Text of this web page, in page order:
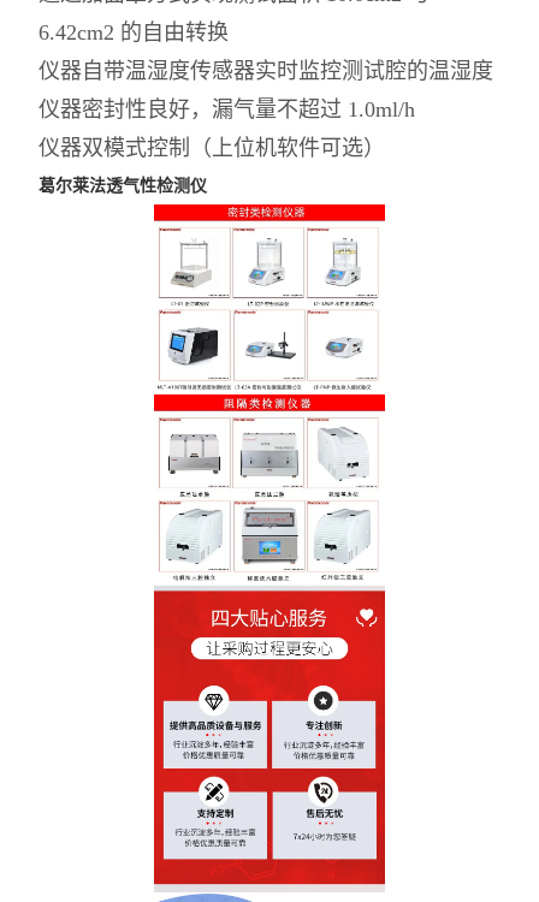
6.42cm2 的自由转换
仪器自带温湿度传感器实时监控测试腔的温湿度
仪器密封性良好，漏气量不超过 1.0ml/h
仪器双模式控制（上位机软件可选）
葛尔莱法透气性检测仪